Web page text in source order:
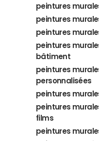
peintures
peintures
peintures
peintures
bâtiment
peintures
personnalisées
peintures
peintures
films
peintures